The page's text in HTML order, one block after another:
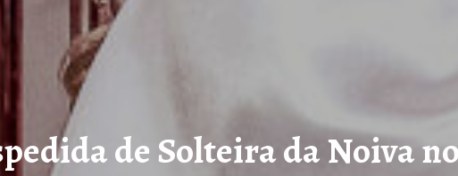
de Solteira da Noiva